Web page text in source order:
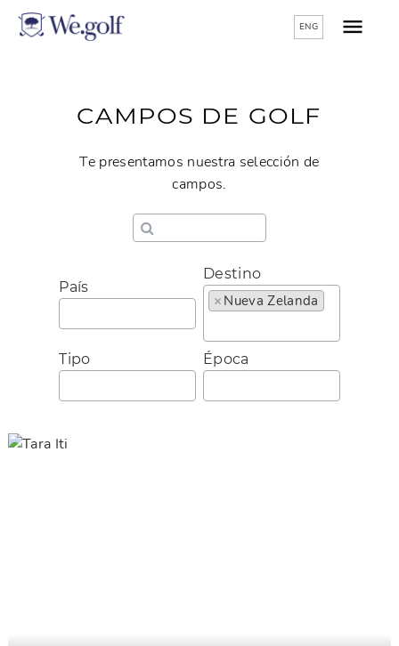
ENG
CAMPOS DE GOLF
Te presentamos nuestra selección de
campos.
País
Destino
× Nueva Zelanda
Tipo Época